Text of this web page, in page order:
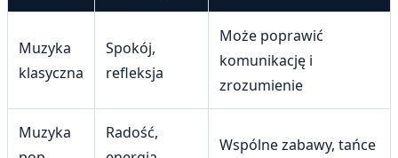
Muzyka
klasyczna
Spokój,
refleksja
Może poprawić
komunikację i
zrozumienie
Muzyka
Radość,
Wspólne zabawy, tańce